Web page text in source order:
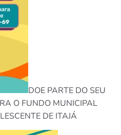
DOE PARTE DO SEU
O FUNDO MUNICIPAL
DE ITAJÁ